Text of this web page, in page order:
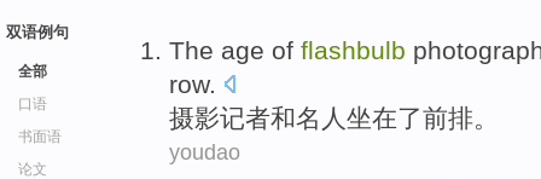
双语例句
全部
口语
书面语
论文
The age of flashbulb
row.
摄影记者和名人 坐在了前排。
youdao